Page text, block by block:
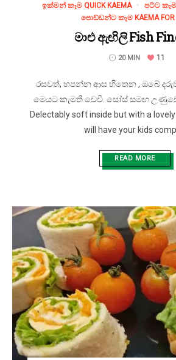
ඉක්මන් කෑම QUICK KAEMA
පට්ට කෑම
පොඩ්ඩන්ට කෑම KAEMA FOR
මාළු ඇඟිලි Fish
20 MIN 11
රසවත්, හපන්න ආස හිතෙන , ඔබේ
මෙයට කැමති වෙවී. සෝස් සමඟ
Delectably soft inside but with a
will have your kids
READ MORE